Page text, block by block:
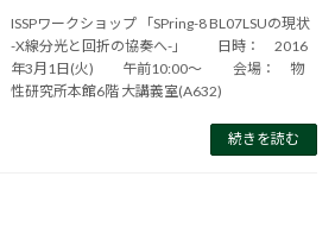
ISSPワークショップ 「SPring-8 BL07LSUの現状
-X線分光と回折の協奏へ-」 日時： 2016
年3月1日(火) 午前10:00～ 会場： 物
性研究所本館6階 大講義室(A632)
続きを読む